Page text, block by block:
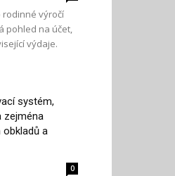
rodinné výročí
pohled na účet,
výdaje.
systém,
zejména
a
0